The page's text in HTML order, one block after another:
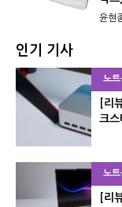
윤현
인기 기사
노트
[리
크스
노트
[리